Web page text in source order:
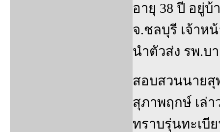
อายุ 38 ปี อยู่
จ.ชลบุรี เจ้าห
นำตัวส่ง รพ.บ
สอบสวนนายสุ
สุภาพฤกษ์ เล่า
ทราบรุ่นทะเบี